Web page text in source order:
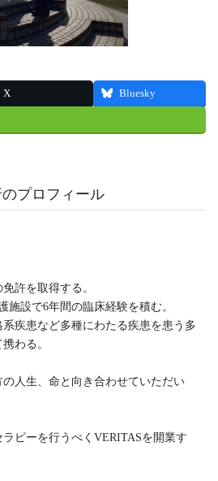
X Bluesky
プロフィール
許を取得する。
施設で6年間の臨床経験を積む。
疾患など多種にわたる疾患を患う多
わる。
人生、命と向き合わせていただい
ピーを行うべくVERITASを開業す